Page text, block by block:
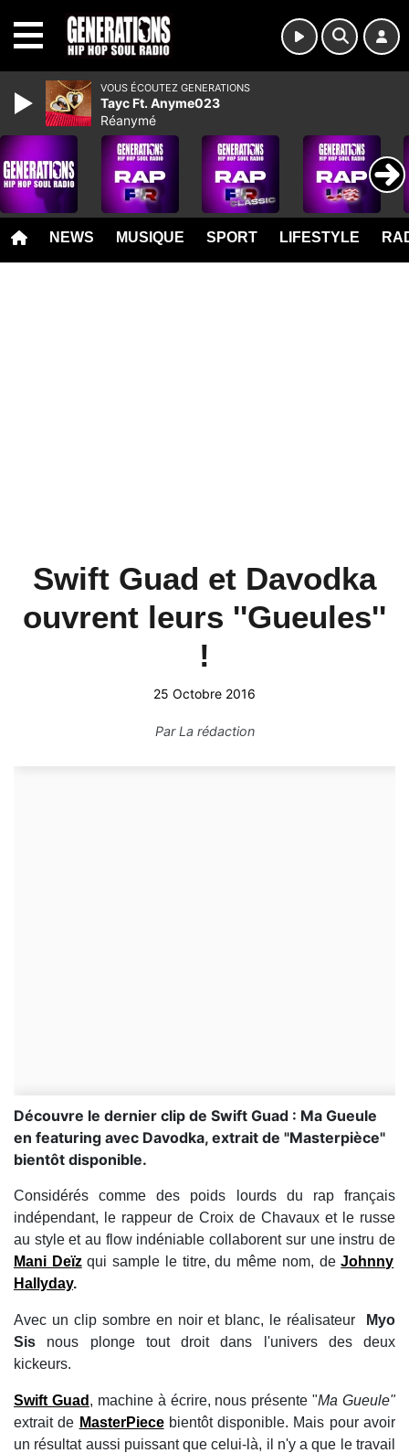
NEWS MUSIQUE SPORT LIFESTYLE
Swift Guad et Davodka
ouvrent leurs ''Gueules''
!
25 Octobre 2016
ParLa rédaction
Découvre le dernier clip de Swift Guad : Ma Gueule
en featuring avec Davodka, extrait de "Masterpièce"
bientôt disponible.
Considérés comme des poids lourds du rap français
indépendant, le rappeur de Croix de Chavaux et le russe
au style et au flow indéniable collaborent sur une instru de
Mani Deïzqui sample le titre, du même nom, de Johnny
Hallyday.
Avec un clip sombre en noir et blanc, le réalisateur
Myo
Sis nous plonge tout droit dans l'univers des deux
kickeurs.
Swift Guad , machine à écrire, nous présente "Ma Gueule"
extrait de MasterPiecebientôt disponible. Mais pour avoir
un résultat aussi puissant que celui-là, il n'y a que le travail
VOUS ÉCOUTEZ GENERATIONS
Tayc Ft. Anyme023
Réanymé